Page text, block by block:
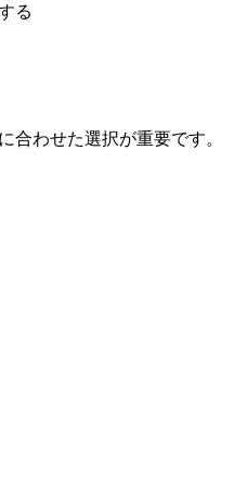
る
合わせた選択が重要です。